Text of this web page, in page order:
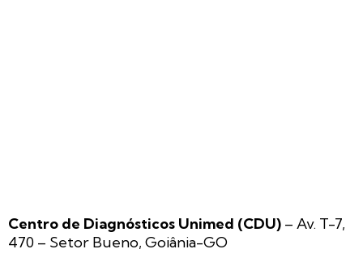
Centro de Diagnósticos Unimed (CDU) – Av. T-7,
470 – Setor Bueno, Goiânia-GO